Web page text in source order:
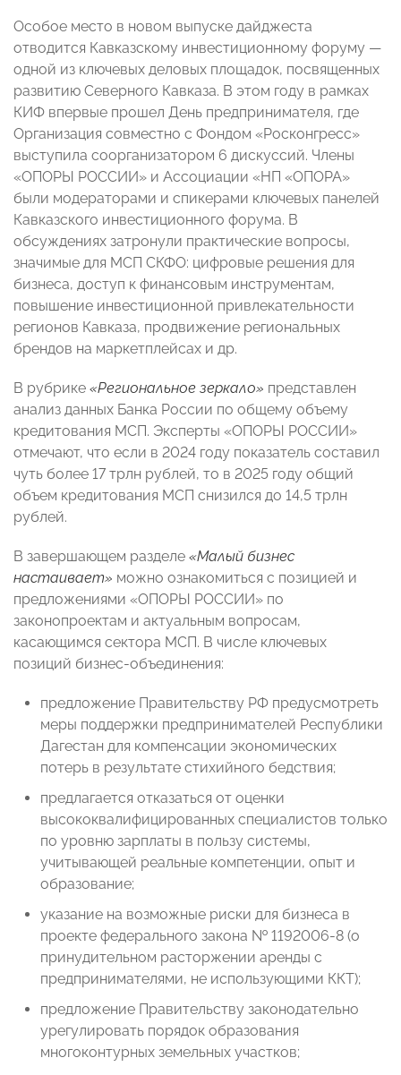
Особое место в новом выпуске дайджеста
отводится Кавказскому инвестиционному форуму —
одной из ключевых деловых площадок, посвященных
развитию Северного Кавказа. В этом году в рамках
КИФ впервые прошел День предпринимателя, где
Организация совместно с Фондом «Росконгресс»
выступила соорганизатором 6 дискуссий. Члены
«ОПОРЫ РОССИИ» и Ассоциации «НП «ОПОРА»
были модераторами и спикерами ключевых панелей
Кавказского инвестиционного форума. В
обсуждениях затронули практические вопросы,
значимые для МСП СКФО: цифровые решения для
бизнеса, доступ к финансовым инструментам,
повышение инвестиционной привлекательности
регионов Кавказа, продвижение региональных
брендов на маркетплейсах и др.
В рубрике «Региональное зеркало» представлен
анализ данных Банка России по общему объему
кредитования МСП. Эксперты «ОПОРЫ РОССИИ»
отмечают, что если в 2024 году показатель составил
чуть более 17 трлн рублей, то в 2025 году общий
объем кредитования МСП снизился до 14,5 трлн
рублей.
В завершающем разделе «Малый бизнес
настаивает» можно ознакомиться с позицией и
предложениями «ОПОРЫ РОССИИ» по
законопроектам и актуальным вопросам,
касающимся сектора МСП. В числе ключевых
позиций бизнес-объединения:
предложение Правительству РФ предусмотреть
меры поддержки предпринимателей Республики
Дагестан для компенсации экономических
потерь в результате стихийного бедствия;
предлагается отказаться от оценки
высококвалифицированных специалистов только
по уровню зарплаты в пользу системы,
учитывающей реальные компетенции, опыт и
образование;
указание на возможные риски для бизнеса в
проекте федерального закона № 1192006-8 (о
принудительном расторжении аренды с
предпринимателями, не использующими ККТ);
предложение Правительству законодательно
урегулировать порядок образования
многоконтурных земельных участков;